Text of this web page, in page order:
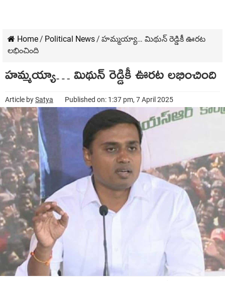
Home/ Political News/ హమ్మయ్యా… మిథున్ రెడ్డికీ ఊరట
లభించింది
హమ్మయ్యా… మిథున్ రెడ్డికీ ఊరట లభించింది
Article bySatya Published on: 1:37 pm, 7 April 2025